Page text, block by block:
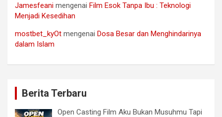
Jamesfeani mengenai Film Esok Tanpa Ibu : Teknologi
Menjadi Kesedihan
mostbet_kyOt mengenai Dosa Besar dan Menghindarinya
dalam Islam
Berita Terbaru
Open Casting Film Aku Bukan Musuhmu Tapi